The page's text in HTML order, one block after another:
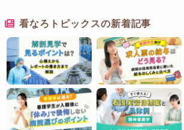
看なろトピックスの新着記事